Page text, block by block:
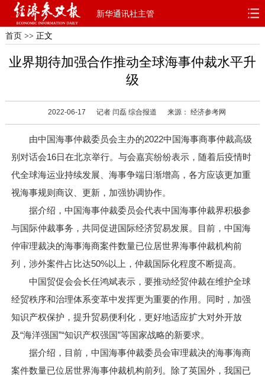
新华通讯社主管
首页 深度 思想
财智
电子报
首页 >> 正文
业界期待加强合作推动全球海事仲裁水平升
级
2022-06-17 记者 闫磊 综合报道 来源： 经济参考网
由中国海事仲裁委员会主办的2022中国海事商事仲裁高级
别对话会16日在北京举行。与会嘉宾纷纷表示，随着后疫情时
代全球海运业持续发展、海事争端日渐增高，各方应该更加重
视海事规则商议、更新，加强协调协作。
据介绍，中国海事仲裁委员会代表中国海事仲裁界积极参
与国际仲裁事务，共同促进国际经济贸易发展。目前，中国海
仲审理裁决的海事海商案件数量已位居世界海事仲裁机构前
列，涉外案件占比达50%以上，仲裁国际化程度不断提高。
中国贸促会会长任鸿斌表示，要推动经贸仲裁在维护全球
经贸秩序和治理体系变革中发挥更为重要的作用。同时，加强
知识产权保护，提升贸易便利化，更好地适应扩大对外开放
及“海洋强国”“知识产权强国”等国家战略的新要求。
据介绍，目前，中国海事仲裁委员会审理裁决的海事海商
案件数量已位居世界海事仲裁机构前列。除了英国外，我国已